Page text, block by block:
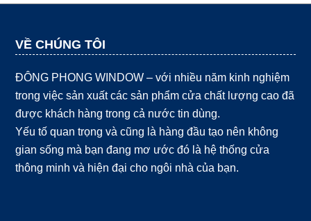
VỀ CHÚNG TÔI
ĐÔNG PHONG WINDOW – với nhiều năm kinh nghiệm
trong việc sản xuất các sản phẩm cửa chất lượng cao đã
được khách hàng trong cả nước tin dùng.
Yếu tố quan trọng và cũng là hàng đầu tạo nên không
gian sống mà bạn đang mơ ước đó là hệ thống cửa
thông minh và hiện đại cho ngôi nhà của bạn.